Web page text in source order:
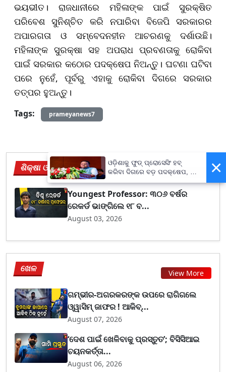
ଭୟଭୀତ। ରାଜଧାନୀରେ ମହିଳାଙ୍କ ପାଇଁ ସୁରକ୍ଷିତ
ପରିବେଶ ସୁନିଶ୍ଚିତ କରି ନପାରିବା ବିଜେପି ସରକାରର
ଅପାରଗତା ଓ ସମ୍ବେଦନହୀନ ଆଚରଣକୁ ଦର୍ଶାଉଛି।
ମହିଳାଙ୍କ ସୁରକ୍ଷା ସହ ଅପରାଧ ପ୍ରବଣତାକୁ ରୋକିବା
ପାଇଁ ସରକାର କଠୋର ପଦକ୍ଷେପ ନିଅନ୍ତୁ। ଘଟଣା ଘଟିବା
ପରେ ନୁହେଁ, ପୂର୍ବରୁ ଏହାକୁ ରୋକିବା ଦିଗରେ ସରକାର
ତତ୍ପର ହୁଅନ୍ତୁ।
Tags: prameyanews7
ଶିକ୍ଷା ଓ ନିଯୁକ୍ତି View More
Youngest Professor: ୩୦୬ ବର୍ଷର
ରେକର୍ଡ ଭାଙ୍ଗିଲେ ୧୮ ବ...
August 03, 2026
ଖେଳ View More
ଗମ୍ଭୀର-ଅଗରକରଙ୍କ ଉପରେ ରାଗିଗଲେ
ଓ୍ୱାସିମ୍ ଜାଫର ! ଆକିବ୍...
August 07, 2026
‘ଦେଶ ପାଇଁ ଖେଳିବାକୁ ପ୍ରସ୍ତୁତ’; ବିସିସିଆଇ
ଚୟନକର୍ତ୍ତା...
August 06, 2026
×
ଓଡ଼ିଶାକୁ ଫୁଡ୍ ପ୍ରୋସେସିଂ ହବ୍
କରିବା ଦିଗରେ ବଡ଼ ପଦକ୍ଷେପ, ୪୨
ହଜାରରୁ ଅଧିକ ନିଯୁକ୍ତି ସୁଯୋଗ